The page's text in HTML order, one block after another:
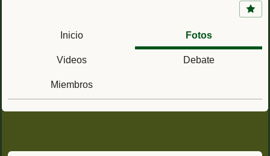
Posiciones en el Rif (Protectorado Español de
Inicio Fotos
Videos Debate
Miembros